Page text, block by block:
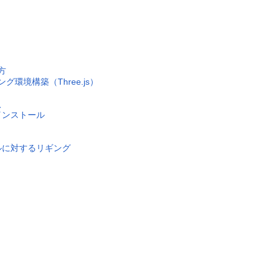
環境構築（Three.js）
ストール
対するリギング